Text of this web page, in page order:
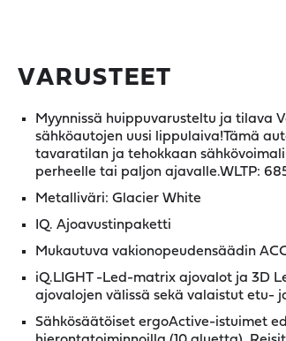
VARUSTEET
Myynnissä huippuvarusteltu ja tilava
sähköautojen uusi lippulaiva!Tämä
tavaratilan ja tehokkaan
perheelle tai paljon ajavalle.WLTP:
Metalliväri: Glacier White
IQ. Ajoavustinpaketti
Mukautuva vakionopeudensäädin
iQ.LIGHT -Led-matrix ajovalot ja 3D
ajovalojen välissä sekä valaistut etu-
Sähkösäätöiset ergoActive-istuimet